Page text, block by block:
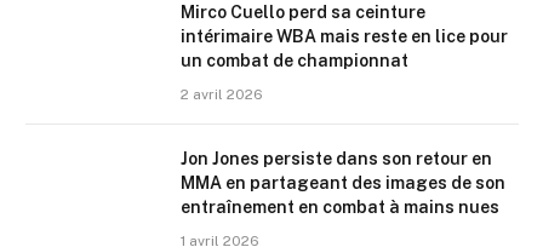
Mirco Cuello perd sa ceinture
intérimaire WBA mais reste en lice pour
un combat de championnat
2 avril 2026
Jon Jones persiste dans son retour en
MMA en partageant des images de son
entraînement en combat à mains nues
1 avril 2026